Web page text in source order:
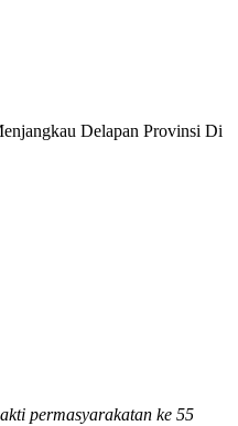
Delapan Provinsi Di
permasyarakatan ke 55